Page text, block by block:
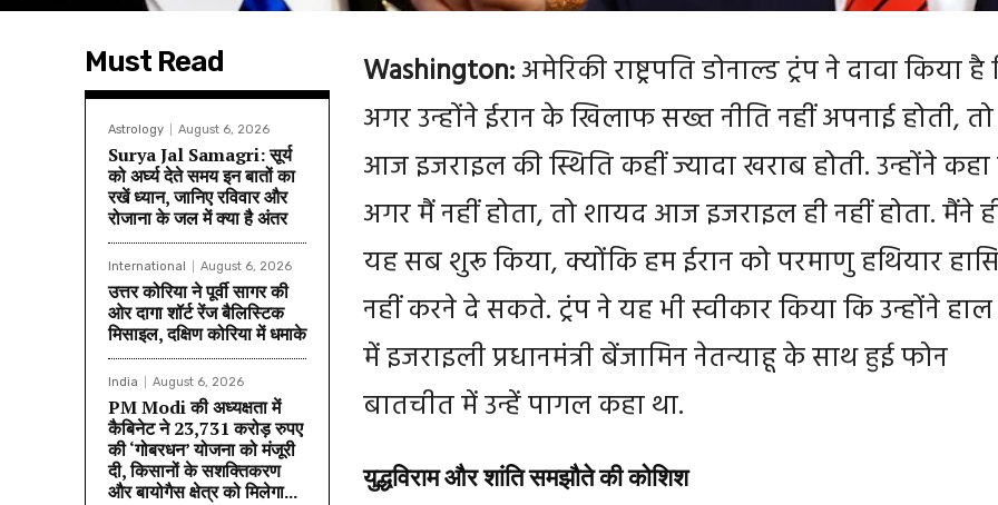
Must Read
Astrology August 6, 2026
Surya Jal Samagri: सूर्य
को अर्घ्य देते समय इन बातों का
रखें ध्यान, जानिए रविवार और
रोजाना के जल में क्या है अंतर
International August 6, 2026
उत्तर कोरिया ने पूर्वी सागर की
ओर दागा शॉर्ट रेंज बैलिस्टिक
मिसाइल, दक्षिण कोरिया में धमाके
India August 6, 2026
PM Modi की अध्यक्षता में
कैबिनेट ने 23,731 करोड़ रुपए
की ‘गोबरधन’ योजना को मंजूरी
दी, किसानों के सशक्तिकरण
और बायोगैस क्षेत्र को मिलेगा...
Washington:अमेरिकी राष्ट्रपति डोनाल्ड ट्रंप ने दावा किया है
अगर उन्होंने ईरान के खिलाफ सख्त नीति नहीं अपनाई होती, तो
आज इजराइल की स्थिति कहीं ज्यादा खराब होती. उन्होंने
अगर मैं नहीं होता, तो शायद आज इजराइल ही नहीं होता. मैंने
यह सब शुरू किया, क्योंकि हम ईरान को परमाणु हथियार
नहीं करने दे सकते. ट्रंप ने यह भी स्वीकार किया कि उन्होंने हाल
में इजराइली प्रधानमंत्री बेंजामिन नेतन्याहू के साथ हुई फोन
बातचीत में उन्हें पागल कहा था.
युद्धविराम और शांति समझौते की कोशिश